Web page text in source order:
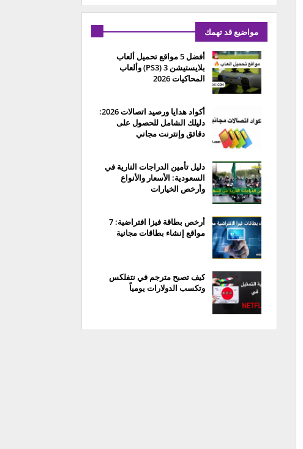
مواضيع قد تهمك
أفضل 5 مواقع تحميل ألعاب
بلايستيشن 3 (PS3) وألعاب
المحاكيات 2026
أكواد هدايا ورصيد اتصالات 2026:
دليلك الشامل للحصول على
دقائق وإنترنت مجاني
دليل تأمين الدراجات النارية في
السعودية: الأسعار والأنواع
وأرخص الخيارات
أرخص بطاقة فيزا افتراضية: 7
مواقع إنشاء بطاقات مجانية
كيف تصبح مترجم في نتفلكس
وتكسب الدولارات يومياً